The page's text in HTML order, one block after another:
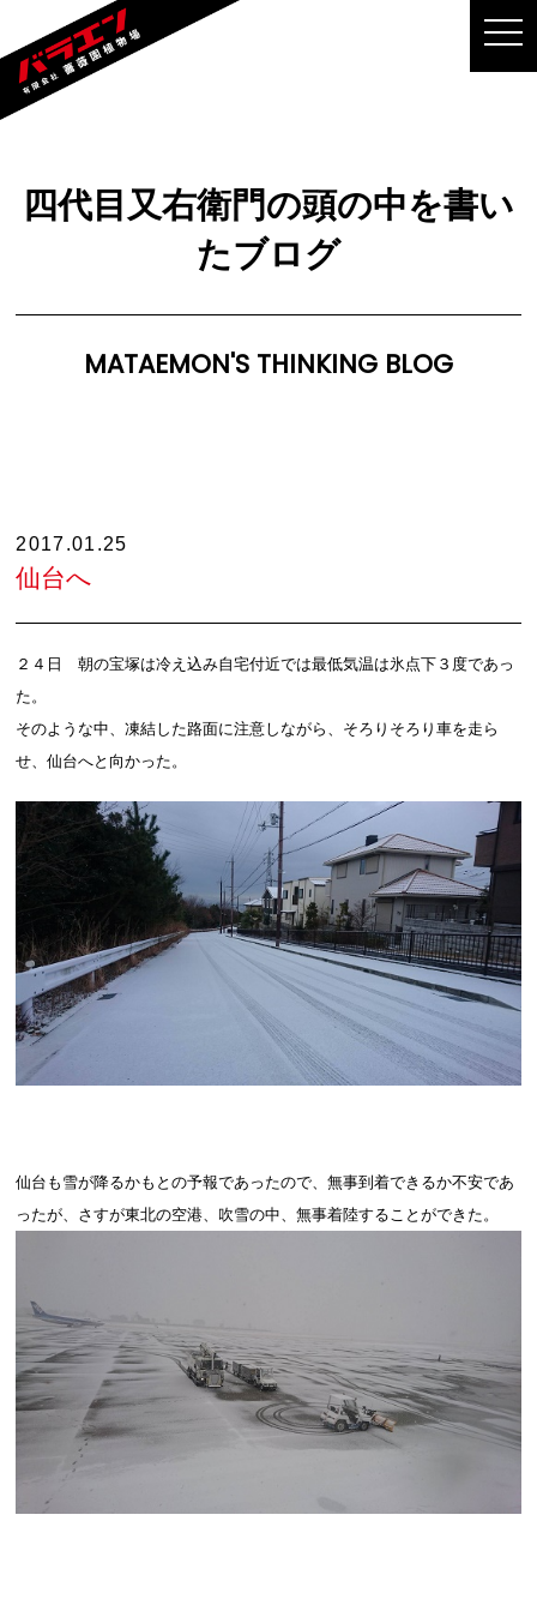
四代目又右衛門の頭の中を書い
たブログ
MATAEMON'S THINKING BLOG
2017.01.25
仙台へ
２４日 朝の宝塚は冷え込み自宅付近では最低気温は氷点下３度であっ
た。
そのような中、凍結した路面に注意しながら、そろりそろり車を走ら
せ、仙台へと向かった。
仙台も雪が降るかもとの予報であったので、無事到着できるか不安であ
ったが、さすが東北の空港、吹雪の中、無事着陸することができた。